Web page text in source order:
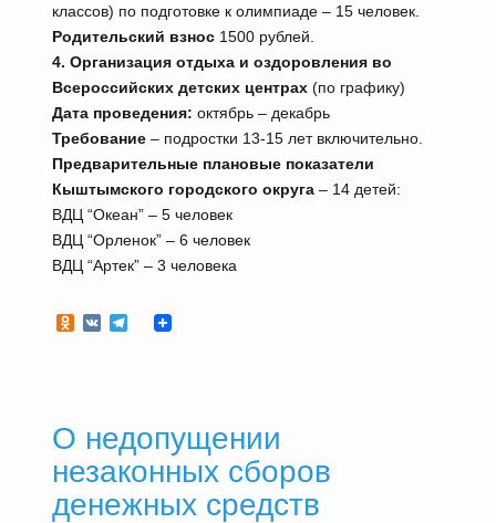
классов) по подготовке к олимпиаде – 15 человек.
Родительский взнос1500 рублей.
4. Организация отдыха и оздоровления во
Всероссийских детских центрах(по графику)
Дата проведения: октябрь – декабрь
Требование– подростки 13-15 лет включительно.
Предварительные плановые показатели
Кыштымского городского округа– 14 детей:
ВДЦ “Океан” – 5 человек
ВДЦ “Орленок” – 6 человек
ВДЦ “Артек” – 3 человека
Odnoklassniki
VKTelegram
О недопущении
незаконных сборов
денежных средств